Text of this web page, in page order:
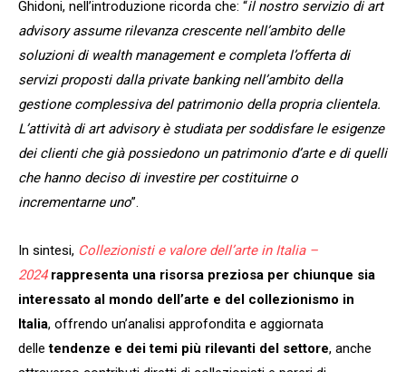
Ghidoni, nell’introduzione ricorda che: “il nostro servizio di art
advisory assume rilevanza crescente nell’ambito delle
soluzioni di wealth management e completa l’offerta di
servizi proposti dalla private banking nell’ambito della
gestione complessiva del patrimonio della propria clientela.
L’attività di art advisory è studiata per soddisfare le esigenze
dei clienti che già possiedono un patrimonio d’arte e di quelli
che hanno deciso di investire per costituirne o
incrementarne uno”.
In sintesi, Collezionisti e valore dell’arte in Italia –
2024 rappresenta una risorsa preziosa per chiunque sia
interessato al mondo dell’arte e del collezionismo in
Italia, offrendo un’analisi approfondita e aggiornata
delletendenze e dei temi più rilevanti del settore, anche